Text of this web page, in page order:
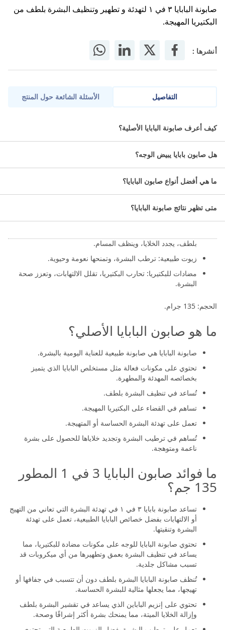
صابونة البابايا ٣ في ١ لتهدئة و تطهير وتنظيف البشرة بلطف من
البكتيريا المهيجة.
أنشرها :
التفاصيل
صابون البابايا الأصلي هو منتج مثالي للعناية بالبشرة يوفر التهدئة، التطهير
والنعومة.
الأصلية 135 جم:
بلطف، يجدد الخلايا، وينظف المسام.
زيوت طبيعية: ترطب البشرة، وتمنحها نعومة وحيوية.
مضادات للبكتيريا: تحارب البكتيريا، تقلل الالتهابات، وتعزز صحة
البشرة.
الحجم: 135 جرام.
ما هو صابون البابايا الأصلي؟
صابونة البابايا هي صابونة طبيعية للعناية اليومية بالبشرة.
تحتوي على مكونات فعالة مثل مستخلص البابايا الذي يتميز
بخصائصه المهدئة والمطهرة.
تُساعد في تنظيف البشرة بلطف.
تساهم في القضاء على البكتيريا المهيجة.
تعمل على تهدئة البشرة الحساسة أو المتهيجة.
تُساهم في ترطيب البشرة وتجديد خلاياها للحصول على بشرة
ناعمة ومتوهجة.
ما فوائد صابون البابايا 3 في 1 المطور
135 جم؟
تساعد صابونة بابايا ٣ في ١ في تهدئة البشرة التي تعاني من التهيج
أو الالتهابات بفضل خصائص البابايا الطبيعية، تعمل على تهدئة
البشرة وتنقيتها.
تحتوي صابونة البابايا للوجه على مكونات مضادة للبكتيريا، مما
يساعد في تنظيف البشرة بعمق وتطهيرها من أي ميكروبات قد
تسبب مشاكل جلدية.
تُنظف صابونة البابايا البشرة بلطف دون أن تتسبب في جفافها أو
تهيجها، مما يجعلها مثالية للبشرة الحساسة.
تحتوي على إنزيم الباباين الذي يساعد في تقشير البشرة بلطف
وإزالة الخلايا الميتة، مما يمنحك بشرة أكثر إشراقًا وصحة.
الأسئلة الشائعة حول المنتج
كيف أعرف صابونة البابايا الأصلية؟
هل صابون بابايا يبيض الوجه؟
ما هي أفضل أنواع صابون البابايا؟
متى تظهر نتائج صابونة البابايا؟